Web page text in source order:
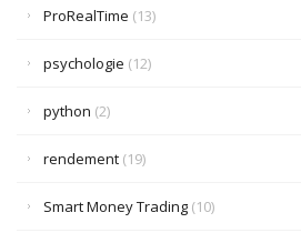
ProRealTime (13)
psychologie (12)
python (2)
rendement (19)
Smart Money Trading (10)